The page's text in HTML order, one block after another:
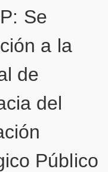
Se
a la
de
del
Público